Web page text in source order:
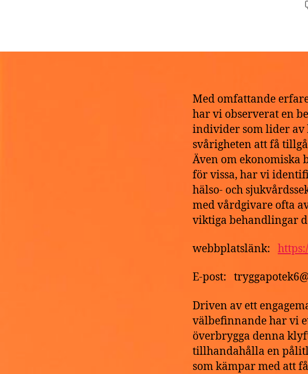
Med omfattande
har vi observerat en
individer som lider
svårigheten att få
Även om ekonomiska
för vissa, har vi
hälso- och
med vårdgivare ofta
viktiga behandlingar
webbplatslänk:
E-post:
Driven av ett
välbefinnande har vi
överbrygga denna
tillhandahålla en
som kämpar med att